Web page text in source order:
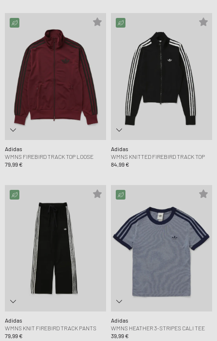
Adidas
WMNS FIREBIRD TRACK TOP LOOSE
79,99 €
Adidas
WMNS KNITTED FIREBIRD TRACK TOP
84,99 €
Adidas
WMNS KNIT FIREBIRD TRACK PANTS
79,99 €
Adidas
WMNS HEATHER 3-STRIPES CALI TEE
39,99 €